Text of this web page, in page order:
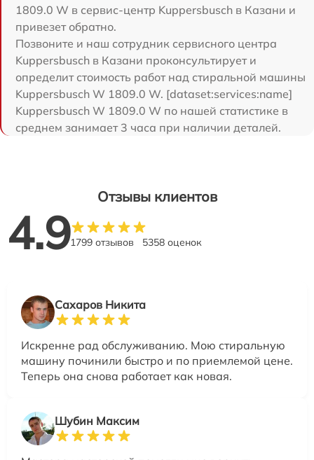
1809.0 W в сервис-центр Kuppersbusch в Казани и
привезет обратно.
Позвоните и наш сотрудник сервисного центра
Kuppersbusch в Казани проконсультирует и
определит стоимость работ над стиральной машины
Kuppersbusch W 1809.0 W. [dataset:services:name]
Kuppersbusch W 1809.0 W по нашей статистике в
среднем занимает 3 часа при наличии деталей.
Отзывы клиентов
4.91799 отзывов 5358 оценок
Сахаров Никита
Искренне рад обслуживанию. Мою стиральную
машину починили быстро и по приемлемой цене.
Теперь она снова работает как новая.
Шубин Максим